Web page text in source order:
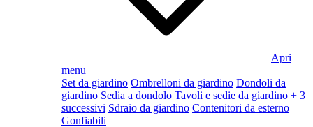
Apri
menu
Set da giardino Ombrelloni da giardino Dondoli da
giardino Sedia a dondolo Tavoli e sedie da giardino + 3
successivi Sdraio da giardino Contenitori da esterno
Gonfiabili